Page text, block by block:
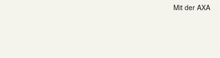
Mit der AXA